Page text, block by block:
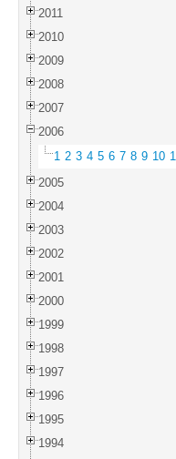
2011
2010
2009
2008
2007
2006
1 2 3 4 5 6 7 8 9 10
2005
2004
2003
2002
2001
2000
1999
1998
1997
1996
1995
1994